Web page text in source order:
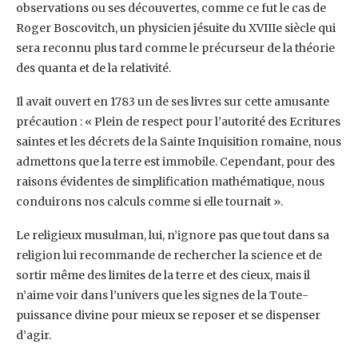
observations ou ses découvertes, comme ce fut le cas de
Roger Boscovitch, un physicien jésuite du XVIIIe siècle qui
sera reconnu plus tard comme le précurseur de la théorie
des quanta et de la relativité.
Il avait ouvert en 1783 un de ses livres sur cette amusante
précaution : « Plein de respect pour l’autorité des Ecritures
saintes et les décrets de la Sainte Inquisition romaine, nous
admettons que la terre est immobile. Cependant, pour des
raisons évidentes de simplification mathématique, nous
conduirons nos calculs comme si elle tournait ».
Le religieux musulman, lui, n’ignore pas que tout dans sa
religion lui recommande de rechercher la science et de
sortir même des limites de la terre et des cieux, mais il
n’aime voir dans l’univers que les signes de la Toute-
puissance divine pour mieux se reposer et se dispenser
d’agir.